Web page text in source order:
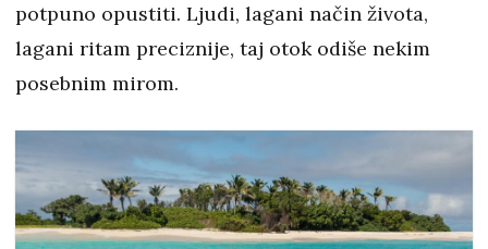
potpuno opustiti. Ljudi, lagani način života,
lagani ritam preciznije, taj otok odiše nekim
posebnim mirom.